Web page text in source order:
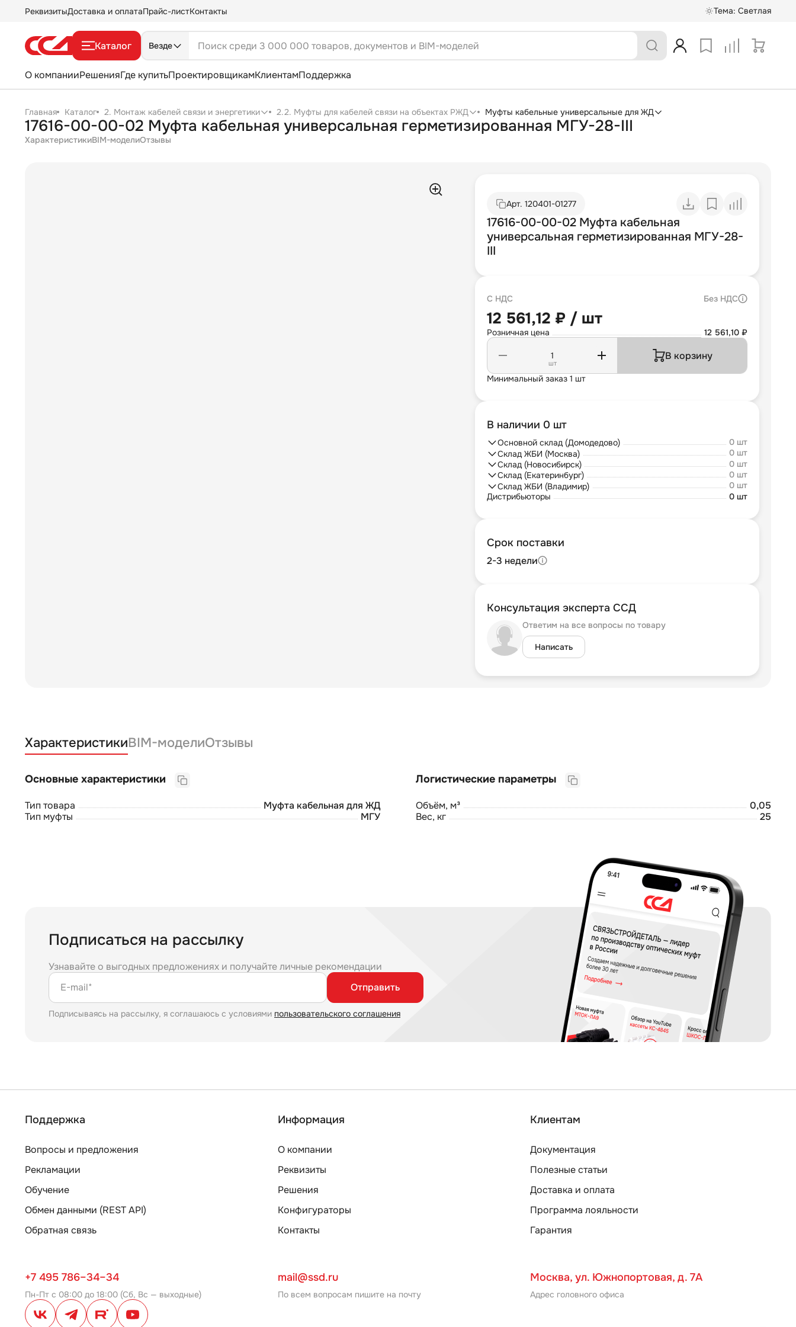
РеквизитыДоставка и оплатаПрайс-листКонтакты Тема: Светлая
Каталог Везде
О компанииРешенияГде купитьПроектировщикамКлиентамПоддержка
Главная Каталог 2. Монтаж кабелей связи и энергетики 2.2. Муфты для кабелей связи на объектах РЖД Муфты кабельные универсальные для ЖД
17616-00-00-02 Муфта кабельная универсальная герметизированная МГУ-28-III
ХарактеристикиBIM-моделиОтзывы
Арт. 120401-01277
17616-00-00-02 Муфта кабельная
универсальная герметизированная МГУ-28-
III
С НДС Без НДС
12 561,12 ₽ / шт
Розничная цена 12 561,10 ₽
шт
В корзину
Минимальный заказ 1 шт
В наличии 0 шт
Основной склад (Домодедово)
0 шт
Склад ЖБИ (Москва)
0 шт
Склад (Новосибирск)
0 шт
Склад (Екатеринбург)
0 шт
Склад ЖБИ (Владимир)
0 шт
Дистрибьюторы
0 шт
Срок поставки
2-3 недели
Консультация эксперта ССД
Ответим на все вопросы по товару
Написать
ХарактеристикиBIM-моделиОтзывы
Тип товара
Муфта кабельная для ЖД
Тип муфты
МГУ
Объём, м³
0,05
Вес, кг
25
Подписаться на рассылку
Узнавайте о выгодных предложениях и получайте личные рекомендации
E-mail*
Отправить
Подписываясь на рассылку, я соглашаюсь с условиями пользовательского соглашения
Поддержка
Вопросы и предложения
Рекламации
Обучение
Обмен данными (REST API)
Обратная связь
Информация
О компании
Реквизиты
Решения
Конфигураторы
Контакты
Клиентам
Документация
Полезные статьи
Доставка и оплата
Программа лояльности
Гарантия
+7 495 786–34–34
Пн-Пт с 08:00 до 18:00 (Сб, Вс — выходные)
mail@ssd.ru
По всем вопросам пишите на почту
Москва, ул. Южнопортовая, д. 7А
Адрес головного офиса